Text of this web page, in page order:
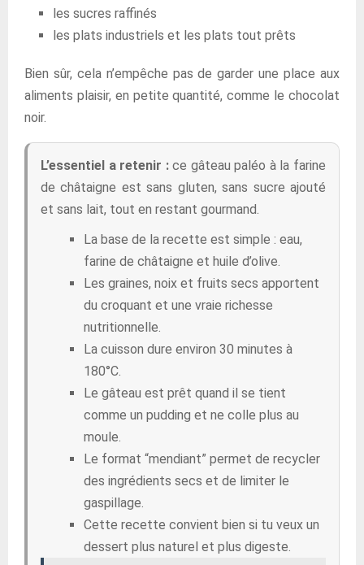
les sucres raffinés
les plats industriels et les plats tout prêts
Bien sûr, cela n’empêche pas de garder une place aux
aliments plaisir, en petite quantité, comme le chocolat
noir.
L’essentiel a retenir :ce gâteau paléo à la farine
de châtaigne est sans gluten, sans sucre ajouté
et sans lait, tout en restant gourmand.
La base de la recette est simple : eau,
farine de châtaigne et huile d’olive.
Les graines, noix et fruits secs apportent
du croquant et une vraie richesse
nutritionnelle.
La cuisson dure environ 30 minutes à
180°C.
Le gâteau est prêt quand il se tient
comme un pudding et ne colle plus au
moule.
Le format “mendiant” permet de recycler
des ingrédients secs et de limiter le
gaspillage.
Cette recette convient bien si tu veux un
dessert plus naturel et plus digeste.